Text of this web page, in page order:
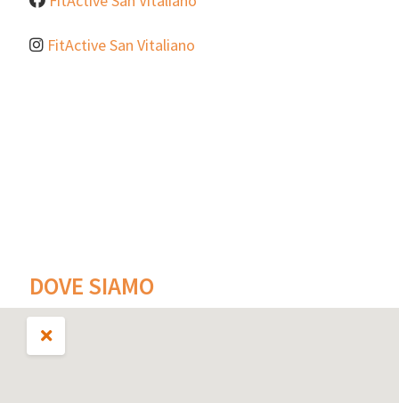
FitActive San Vitaliano
DOVE SIAMO